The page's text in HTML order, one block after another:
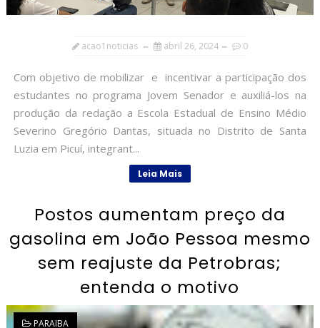
acao1noticias abril 26, 2024 0
Com objetivo de mobilizar e incentivar a participação dos
estudantes no programa Jovem Senador e auxiliá-los na
produção da redação a Escola Estadual de Ensino Médio
Severino Gregório Dantas, situada no Distrito de Santa
Luzia em Picuí, integrant...
Leia Mais
Postos aumentam preço da
gasolina em João Pessoa mesmo
sem reajuste da Petrobras;
entenda o motivo
PARAIBA